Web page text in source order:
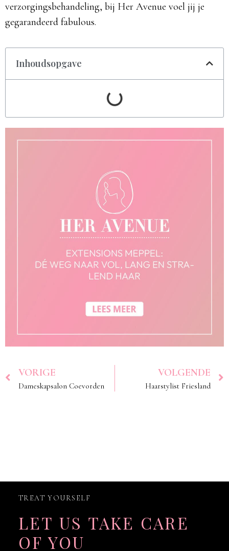
verzorgingsbehandeling, bij Her Avenue voel jij je
gegarandeerd fabulous.
Inhoudsopgave
VORIGE
Dameskapsalon Coevorden
VOLGENDE
Haarstylist Friesland
TREAT YOURSELF
LET US TAKE CARE
OF YOU